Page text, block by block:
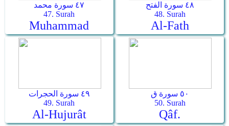
٤٧ سورة محمد
47. Surah
Muhammad
٤٨ سورة الفتح
48. Surah
Al-Fath
٤٩ سورة الحجرات
49. Surah
Al-Hujurât
٥٠ سورة ق
50. Surah
Qâf.